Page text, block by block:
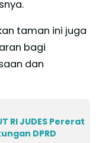
taman ini juga
bagi
dan
RI JUDES Pererat
DPRD